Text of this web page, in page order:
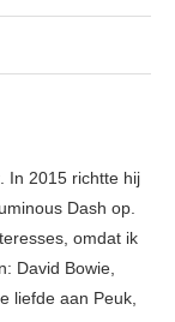
In 2015 richtte hij
Dash op.
omdat ik
David Bowie,
liefde aan Peuk,